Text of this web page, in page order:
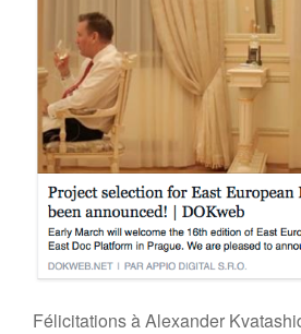
Félicitations à Alexander